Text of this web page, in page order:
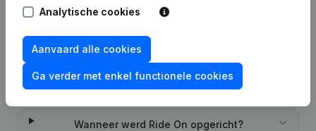
Wat is het btw-nummer van Ride On?
Wat is het PEPPOL ID van Ride On?
Wanneer werd Ride On opgericht?
Analytische cookies
Aanvaard alle cookies
Ga verder met enkel functionele cookies